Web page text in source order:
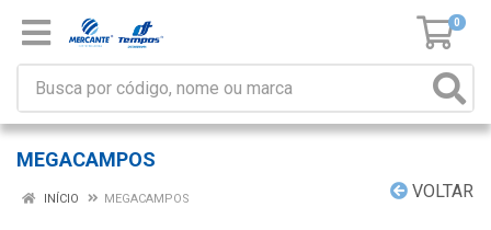
0
MEGACAMPOS
VOLTAR
INÍCIO MEGACAMPOS